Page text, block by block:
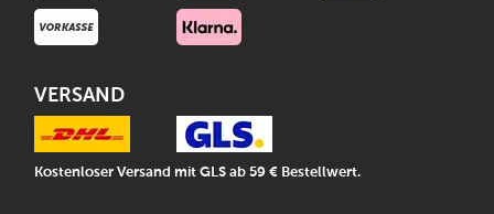
VERSAND
Kostenloser Versand mit GLS ab 59 € Bestellwert.